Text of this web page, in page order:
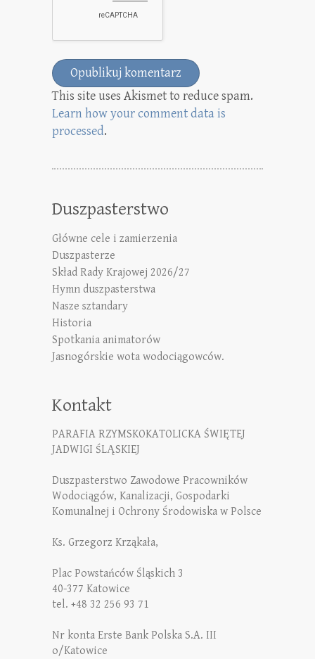
This site uses Akismet to reduce spam.
Learn how your comment data is
processed.
Duszpasterstwo
Główne cele i zamierzenia
Duszpasterze
Skład Rady Krajowej 2026/27
Hymn duszpasterstwa
Nasze sztandary
Historia
Spotkania animatorów
Jasnogórskie wota wodociągowców.
Kontakt
PARAFIA RZYMSKOKATOLICKA ŚWIĘTEJ
JADWIGI ŚLĄSKIEJ
Duszpasterstwo Zawodowe Pracowników
Wodociągów, Kanalizacji, Gospodarki
Komunalnej i Ochrony Środowiska w Polsce
Ks. Grzegorz Krząkała,
Plac Powstańców Śląskich 3
40-377 Katowice
tel. +48 32 256 93 71
Nr konta Erste Bank Polska S.A. III
o/Katowice